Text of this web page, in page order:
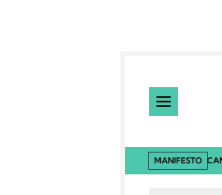
MANIFESTO